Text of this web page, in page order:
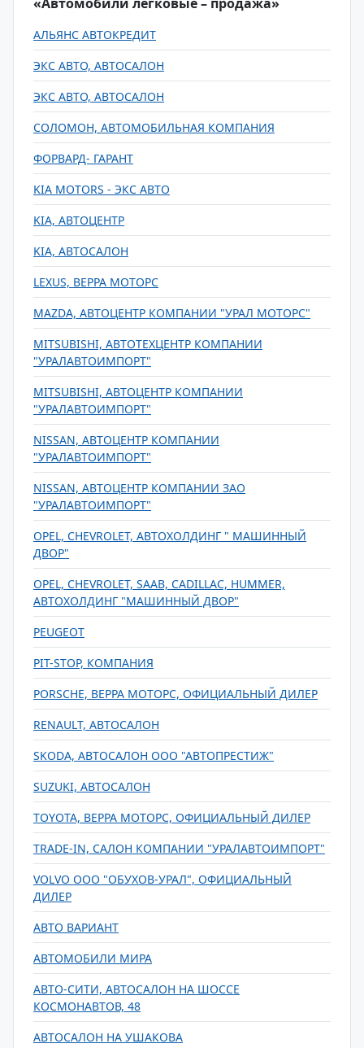
АЛЬЯНС АВТОКРЕДИТ
ЭКС АВТО, АВТОСАЛОН
ЭКС АВТО, АВТОСАЛОН
СОЛОМОН, АВТОМОБИЛЬНАЯ КОМПАНИЯ
ФОРВАРД- ГАРАНТ
KIA MOTORS - ЭКС АВТО
KIA, АВТОЦЕНТР
KIA, АВТОСАЛОН
LEXUS, ВЕРРА МОТОРС
MAZDA, АВТОЦЕНТР КОМПАНИИ "УРАЛ МОТОРС"
MITSUBISHI, АВТОТЕХЦЕНТР КОМПАНИИ
"УРАЛАВТОИМПОРТ"
MITSUBISHI, АВТОЦЕНТР КОМПАНИИ
"УРАЛАВТОИМПОРТ"
NISSAN, АВТОЦЕНТР КОМПАНИИ
"УРАЛАВТОИМПОРТ"
NISSAN, АВТОЦЕНТР КОМПАНИИ ЗАО
"УРАЛАВТОИМПОРТ"
OPEL, CHEVROLET, АВТОХОЛДИНГ " МАШИННЫЙ
ДВОР"
OPEL, CHEVROLET, SAAB, CADILLAC, HUMMER,
АВТОХОЛДИНГ "МАШИННЫЙ ДВОР"
PEUGEOT
PIT-STOP, КОМПАНИЯ
PORSCHE, ВЕРРА МОТОРС, ОФИЦИАЛЬНЫЙ ДИЛЕР
RENAULT, АВТОСАЛОН
SKODA, АВТОСАЛОН ООО "АВТОПРЕСТИЖ"
SUZUKI, АВТОСАЛОН
TOYOTA, ВЕРРА МОТОРС, ОФИЦИАЛЬНЫЙ ДИЛЕР
TRADE-IN, САЛОН КОМПАНИИ "УРАЛАВТОИМПОРТ"
VOLVO ООО "ОБУХОВ-УРАЛ", ОФИЦИАЛЬНЫЙ
ДИЛЕР
АВТО ВАРИАНТ
АВТОМОБИЛИ МИРА
АВТО-СИТИ, АВТОСАЛОН НА ШОССЕ
КОСМОНАВТОВ, 48
АВТОСАЛОН НА УШАКОВА